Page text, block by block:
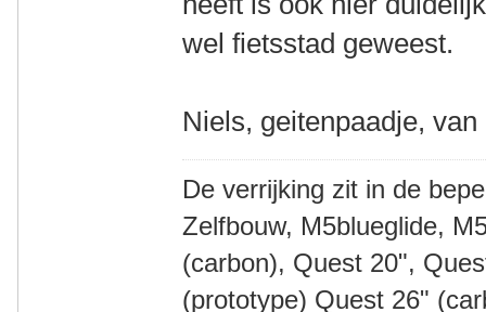
wel fietsstad geweest.
Niels, geitenpaadje,
De verrijking zit in de
Zelfbouw, M5blueglide,
(carbon), Quest 20",
(prototype) Quest 26"